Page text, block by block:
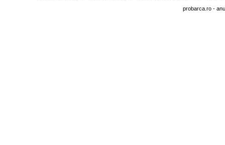
probarca.ro-